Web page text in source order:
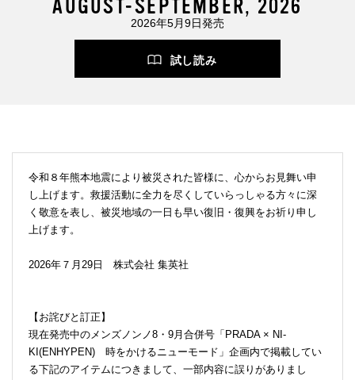
AUGUST-SEPTEMBER, 2026
2026年5月9日発売
試し読み
令和８年熊本地震により被災された皆様に、心からお見舞い申
し上げます。救援活動に全力を尽くしていらっしゃる方々に深
く敬意を表し、被災地域の一日も早い復旧・復興をお祈り申し
上げます。
2026年７月29日 株式会社 集英社
【お詫びと訂正】
現在発売中のメンズノンノ8・9月合併号「PRADA × NI-
KI(ENHYPEN) 時をかけるニューモード」企画内で掲載してい
る下記のアイテムにつきまして、一部内容に誤りがありまし